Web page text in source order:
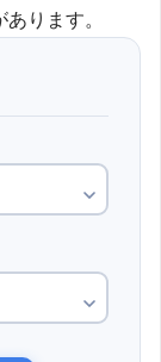
ります。